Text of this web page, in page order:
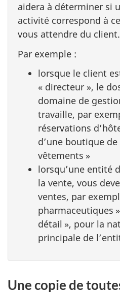
aidera à déterminer si
activité correspond à
vous attendre du client.
Par exemple :
lorsque le client
« directeur », le
domaine de
travaille, par
réservations
d’une boutique
vêtements »
lorsqu’une entité
la vente, vous
ventes, par
pharmaceutiques
détail », pour la
principale de
Une copie de